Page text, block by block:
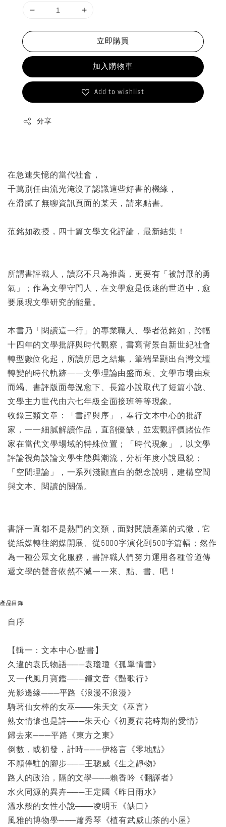
立即購買
加入購物車
Add to wishlist
分享
在急速失憶的當代社會，
千萬別任由流光淹沒了認識這些好書的機緣，
在滑膩了無聊資訊頁面的某天，請來點書。
范銘如教授，四十篇文學文化評論，最新結集！
所謂書評職人，讀寫不只為推薦，更要有「被討厭的勇
氣」；作為文學守門人，在文學愈是低迷的世道中，愈
要展現文學研究的能量。
本書乃「閱讀這一行」的專業職人、學者范銘如，跨幅
十四年的文學批評與時代觀察，書寫背景自新世紀社會
轉型數位化起，所讀所思之結集，筆端呈顯出台灣文壇
轉變的時代軌跡——文學理論由盛而衰、文學市場由衰
而竭、書評版面每況愈下、長篇小說取代了短篇小說、
文學主力世代由六七年級全面接班等等現象。
收錄三類文章：「書評與序」，奉行文本中心的批評
家，一一細膩解讀作品，直剖優缺，並宏觀評價諸位作
家在當代文學場域的特殊位置；「時代現象」，以文學
評論視角談論文學生態與潮流，分析年度小說風貌；
「空間理論」，一系列淺顯直白的觀念說明，建構空間
與文本、閱讀的關係。
書評一直都不是熱門的文類，面對閱讀產業的式微，它
從紙媒轉往網媒開展、從5000字演化到500字篇幅；然作
為一種公眾文化服務，書評職人們努力運用各種管道傳
遞文學的聲音依然不減——來、點、書、吧！
產品目錄
自序
【輯一：文本中心‧點書】
久違的袁氏物語───袁瓊瓊《孤單情書》
又一代風月寶鑑───鍾文音《豔歌行》
光影邊緣───平路《浪漫不浪漫》
騎著仙女棒的女巫───朱天文《巫言》
熟女情懷也是詩───朱天心《初夏荷花時期的愛情》
歸去來───平路《東方之東》
倒數，或初發，計時───伊格言《零地點》
不願停駐的腳步───王聰威《生之靜物》
路人的政治，隔的文學───賴香吟《翻譯者》
水火同源的異卉───王定國《昨日雨水》
溫水般的女性小說───凌明玉《缺口》
風雅的博物學───蕭秀琴《植有武威山茶的小屋》